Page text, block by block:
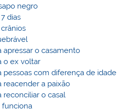
negro
dias
apressar o casamento
o ex voltar
pessoas com diferença de idade
reacender a paixão
reconciliar o casal
funciona